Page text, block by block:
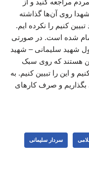
روی آن‌ها گذاشته
کنیم را نکرده ایم.
شده است. در صورتی
شهید سلیمانی – شهید
هستند که روی سبک
و این را تبیین کنیم. به
و صرف کارهای
سردار سلیمانی